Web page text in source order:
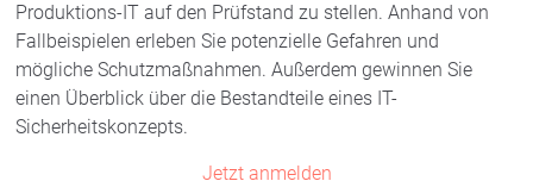
Produktions-IT auf den Prüfstand zu stellen. Anhand von
Fallbeispielen erleben Sie potenzielle Gefahren und
mögliche Schutzmaßnahmen. Außerdem gewinnen Sie
einen Überblick über die Bestandteile eines IT-
Sicherheitskonzepts.
Jetzt anmelden